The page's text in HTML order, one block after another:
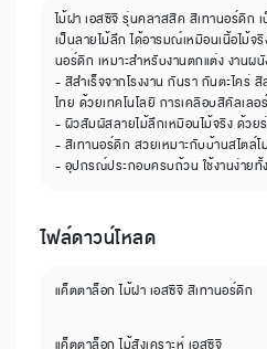
ไม้ฝา เอสซีจี รุ่นคลาสสิค สีเทานอร์ดิ
เป็นลายไม้ลึก ได้อารมณ์เหมือนเนื้อไม้จ
นอร์ดิก เหมาะสำหรับงานตกแต่ง งานผ
- สีสำเร็จจากโรงงาน กันรา กันตะไคร่
ไทย ด้วยเทคโนโลยี การเคลือบสีคัลเล
- ผิวสัมผัสลายไม้ลึกเหมือนไม้จริง ด้วย
- สีเทานอร์ดิก สวยเหมาะกับบ้านสไตล์
- อุปกรณ์ประกอบครบถ้วน ใช้งานง่าย
ไฟล์ดาวน์โหลด
แค็ตตาล็อก ไม้ฝา เอสซีจี สีเทานอร์ดิก
แค็ตตาล็อก ไม้สังเคราะห์ เอสซีจี